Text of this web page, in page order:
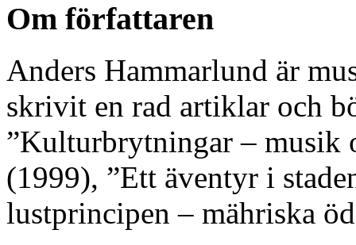
Om författaren
Anders Hammarlund är
skrivit en rad artiklar och
”Kulturbrytningar – musik
(1999), ”Ett äventyr i
lustprincipen – mähriska